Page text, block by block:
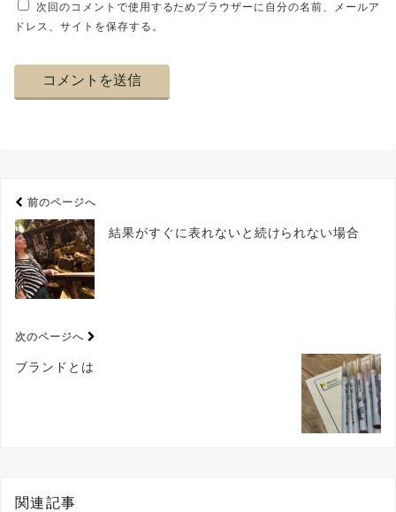
次回のコメントで使用するためブラウザーに自分の名前、メールア
ドレス、サイトを保存する。
前のページへ
結果がすぐに表れないと続けられない場合
次のページへ
ブランドとは
関連記事